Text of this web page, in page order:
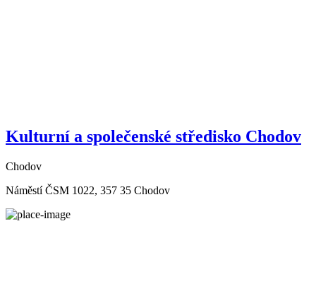
Kulturní a společenské středisko Chodov
Chodov
Náměstí ČSM 1022, 357 35 Chodov